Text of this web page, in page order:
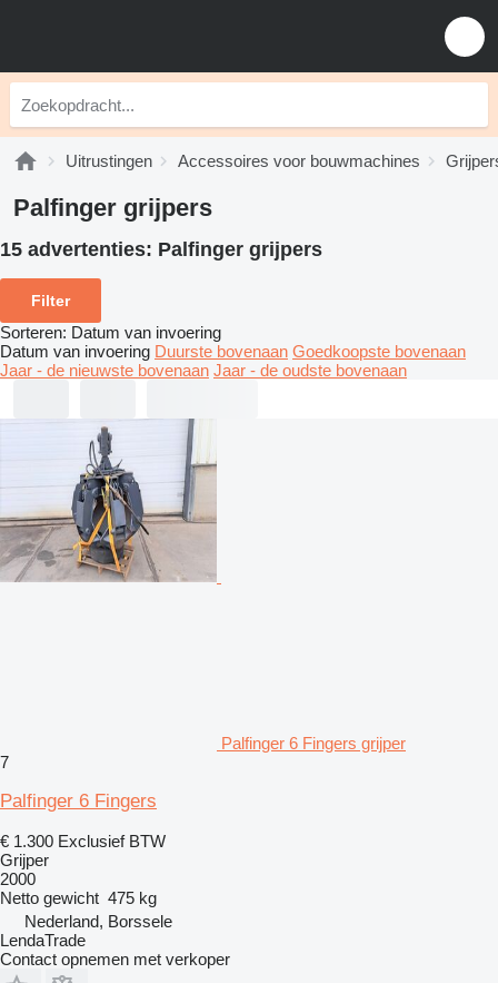
Uitrustingen Accessoires voor bouwmachines
Palfinger grijpers
15 advertenties: Palfinger grijpers
Filter
Sorteren: Datum van invoering
Datum van invoering Duurste bovenaan Goedkoopste bovenaan
Jaar - de nieuwste bovenaan Jaar - de oudste bovenaan
Palfinger 6 Fingers grijper
7
Palfinger 6 Fingers
€ 1.300 Exclusief BTW
Grijper
2000
Netto gewicht 475 kg
Nederland, Borssele
LendaTrade
Contact opnemen met verkoper